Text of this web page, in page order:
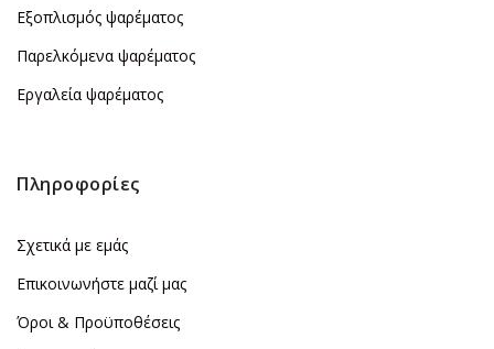
Εξοπλισμός ψαρέματος
Παρελκόμενα ψαρέματος
Εργαλεία ψαρέματος
Πληροφορίες
Σχετικά με εμάς
Επικοινωνήστε μαζί μας
Όροι & Προϋποθέσεις